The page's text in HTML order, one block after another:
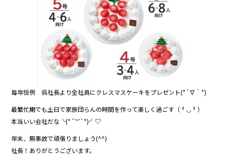
毎年恒例 呉社長より全社員にクレスマスケーキをプレゼント(*´∇｀*)
最繁忙期でも土日で家族団らんの時間を作って楽しく過ごす（╹◡╹）
本当いい会社だな╰(*´︶`*)╯♡
年末、無事故で頑張りましょう(^^)
社長！ありがとうございます。